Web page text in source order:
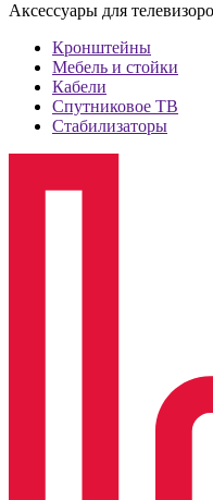
Аксессуары для
Кронштейны
Мебель и стойки
Кабели
Спутниковое ТВ
Стабилизаторы